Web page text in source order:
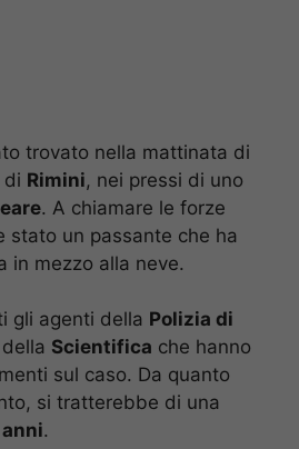
trovato nella mattinata di
di Rimini, nei pressi di uno
. A chiamare le forze
stato un passante che ha
in mezzo alla neve.
gli agenti della Polizia di
Scientifica che hanno
sul caso. Da quanto
si tratterebbe di una
.